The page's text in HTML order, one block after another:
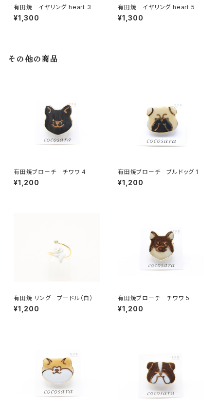
有田焼 イヤリング heart 3
¥1,300
有田焼 イヤリング heart 5
¥1,300
その他の商品
有田焼ブローチ チワワ 4
¥1,200
有田焼ブローチ ブルドッグ 1
¥1,200
有田焼 リング プードル（白）
¥1,200
有田焼ブローチ チワワ 5
¥1,200